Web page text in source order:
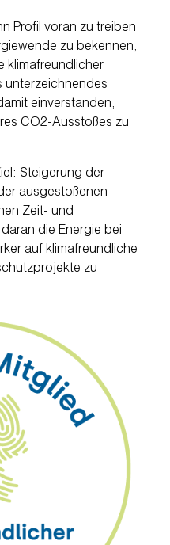
Profil voran zu treiben
zu bekennen,
klimafreundlicher
unterzeichnendes
einverstanden,
CO2-Ausstoßes zu
Steigerung der
ausgestoßenen
Zeit- und
die Energie bei
auf klimafreundliche
zu